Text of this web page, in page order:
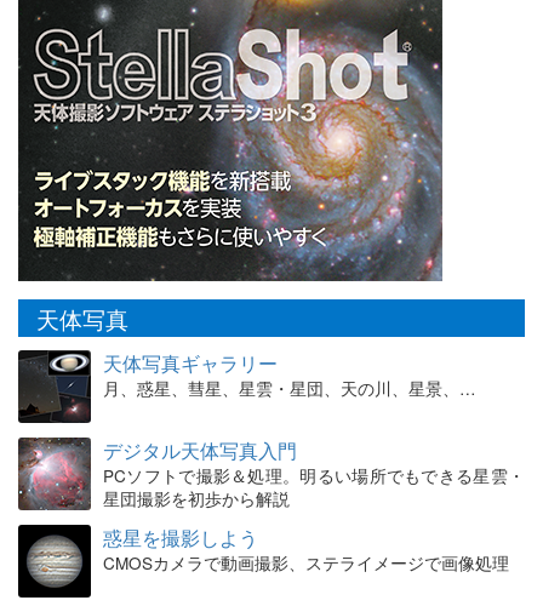
天体写真
天体写真ギャラリー
月、惑星、彗星、星雲・星団、天の川、星景、…
デジタル天体写真入門
PCソフトで撮影＆処理。明るい場所でもできる星雲・
星団撮影を初歩から解説
惑星を撮影しよう
CMOSカメラで動画撮影、ステライメージで画像処理